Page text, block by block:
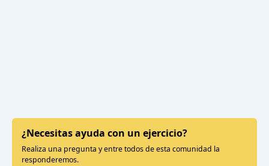
¿Necesitas ayuda con un ejercicio?
Realiza una pregunta y entre todos de esta comunidad la
responderemos.